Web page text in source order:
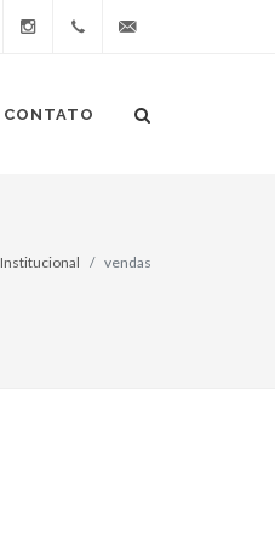
CONTATO
Institucional vendas